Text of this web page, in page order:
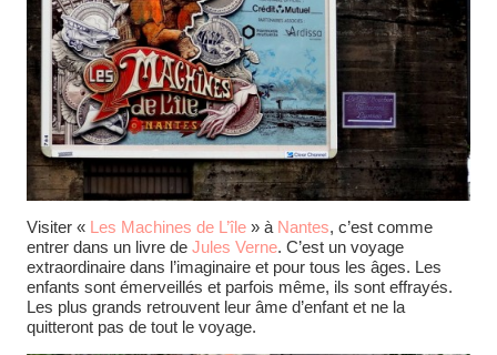
Visiter « Les Machines de L’île » à Nantes, c’est comme
entrer dans un livre de Jules Verne. C’est un voyage
extraordinaire dans l’imaginaire et pour tous les âges. Les
enfants sont émerveillés et parfois même, ils sont effrayés.
Les plus grands retrouvent leur âme d’enfant et ne la
quitteront pas de tout le voyage.